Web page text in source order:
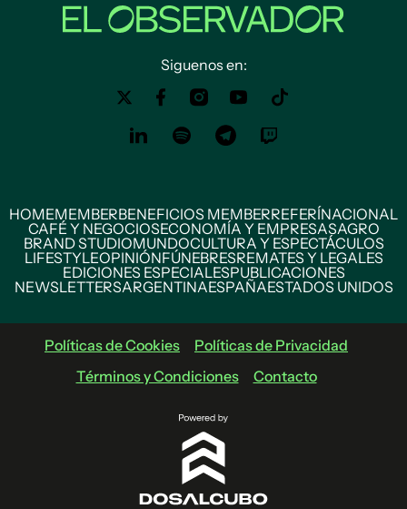
Siguenos en:
HOMEMEMBERBENEFICIOS MEMBERREFERÍNACIONAL
CAFÉ Y NEGOCIOSECONOMÍA Y EMPRESASAGRO
BRAND STUDIOMUNDOCULTURA Y ESPECTÁCULOS
LIFESTYLEOPINIÓNFÚNEBRESREMATES Y LEGALES
EDICIONES ESPECIALESPUBLICACIONES
NEWSLETTERSARGENTINAESPAÑAESTADOS UNIDOS
Políticas de Cookies
Políticas de Privacidad
Términos y Condiciones
Contacto